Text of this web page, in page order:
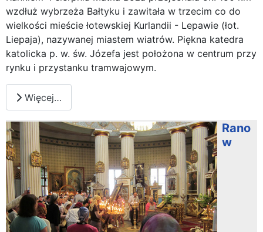
wzdłuż wybrzeża Bałtyku i zawitała w trzecim co do
wielkości mieście łotewskiej Kurlandii - Lepawie (łot.
Liepaja), nazywanej miastem wiatrów. Piękna katedra
katolicka p. w. św. Józefa jest położona w centrum przy
rynku i przystanku tramwajowym.
Więcej…
Rano
w